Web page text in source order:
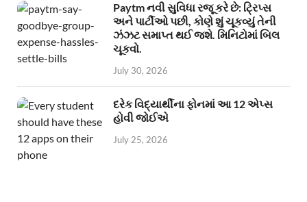
Paytm નવી સુવિધા રજૂ કરે છે: ટ્રિપ્સ
અને પાર્ટીઓ પછી, કોણે શું ચૂકવ્યું તેની
ઝંઝટ સમાપ્ત થઈ જશે. મિનિટોમાં બિલ
ચૂકવો.
July 30, 2026
દરેક વિદ્યાર્થીના ફોનમાં આ 12 એપ્સ
હોવી જોઈએ
July 25, 2026